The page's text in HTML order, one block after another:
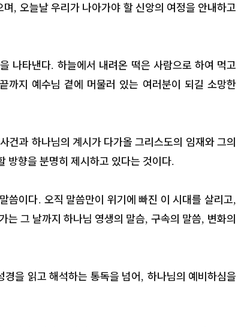
,오늘날 우리가 나아가야 할 신앙의 여정을 안내하고
나타낸다.하늘에서 내려온 떡은 사람으로 하여 먹고
끝까지 예수님 곁에 머물러 있는 여러분이 되길 소망한
건과 하나님의 계시가 다가올 그리스도의 임재와 그의
방향을 분명히 제시하고 있다는 것이다.
씀이다. 오직 말씀만이 위기에 빠진 이 시대를 살리고,
는 그 날까지 하나님 영생의 말슴, 구속의 말씀, 변화의
경을 읽고 해석하는 통독을 넘어 , 하나님의 예비하심을